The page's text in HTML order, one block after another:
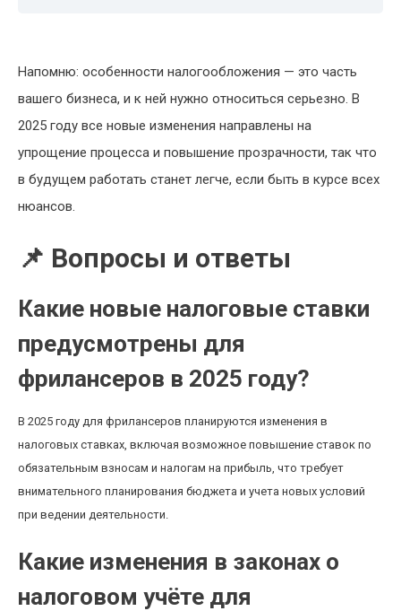
Напомню: особенности налогообложения — это часть
вашего бизнеса, и к ней нужно относиться серьезно. В
2025 году все новые изменения направлены на
упрощение процесса и повышение прозрачности, так что
в будущем работать станет легче, если быть в курсе всех
нюансов.
📌 Вопросы и ответы
Какие новые налоговые ставки
предусмотрены для
фрилансеров в 2025 году?
В 2025 году для фрилансеров планируются изменения в
налоговых ставках, включая возможное повышение ставок по
обязательным взносам и налогам на прибыль, что требует
внимательного планирования бюджета и учета новых условий
при ведении деятельности.
Какие изменения в законах о
налоговом учёте для